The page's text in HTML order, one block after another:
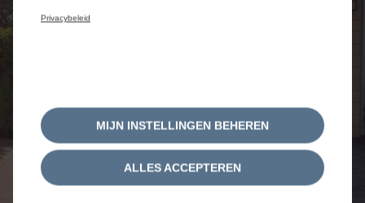
Privacybeleid
MIJN INSTELLINGEN BEHEREN
ALLES ACCEPTEREN